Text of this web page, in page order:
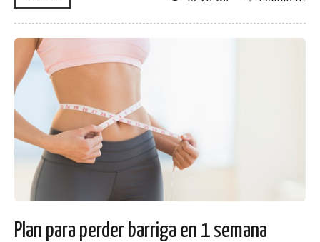
Plan para perder barriga en 1 semana